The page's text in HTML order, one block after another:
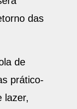
das
de
prático-
lazer,